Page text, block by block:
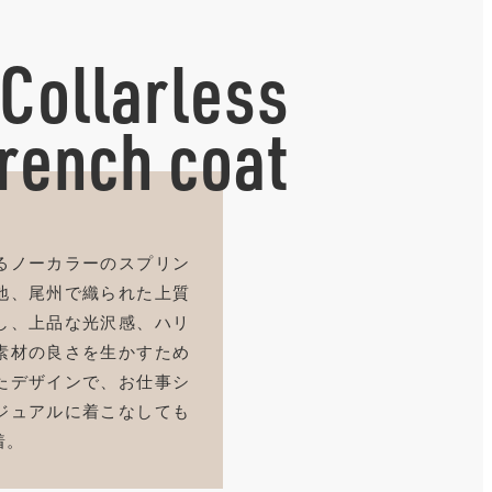
coat
ノーカラーのスプリン
、尾州で織られた上質
、上品な光沢感、ハリ
材の良さを生かすため
デザインで、お仕事シ
ュアルに着こなしても